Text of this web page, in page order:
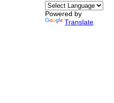
Powered by
Translate